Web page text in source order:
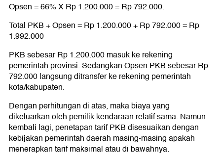
Opsen = 66% X Rp 1.200.000 = Rp 792.000.
Total PKB + Opsen = Rp 1.200.000 + Rp 792.000 = Rp
1.992.000
PKB sebesar Rp 1.200.000 masuk ke rekening
pemerintah provinsi. Sedangkan Opsen PKB sebesar Rp
792.000 langsung ditransfer ke rekening pemerintah
kota/kabupaten.
Dengan perhitungan di atas, maka biaya yang
dikeluarkan oleh pemilik kendaraan relatif sama. Namun
kembali lagi, penetapan tarif PKB disesuaikan dengan
kebijakan pemerintah daerah masing-masing apakah
menerapkan tarif maksimal atau di bawahnya.